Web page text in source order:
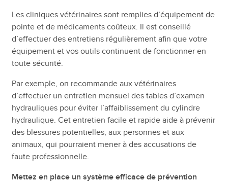
Les cliniques vétérinaires sont remplies d’équipement de
pointe et de médicaments coûteux. Il est conseillé
d’effectuer des entretiens régulièrement afin que votre
équipement et vos outils continuent de fonctionner en
toute sécurité.
Par exemple, on recommande aux vétérinaires
d’effectuer un entretien mensuel des tables d’examen
hydrauliques pour éviter l’affaiblissement du cylindre
hydraulique. Cet entretien facile et rapide aide à prévenir
des blessures potentielles, aux personnes et aux
animaux, qui pourraient mener à des accusations de
faute professionnelle.
Mettez en place un système efficace de prévention